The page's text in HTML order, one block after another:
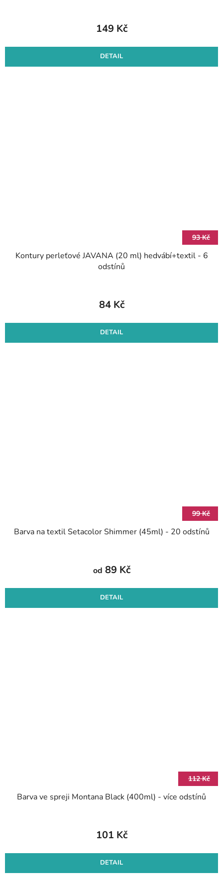
149 Kč
DETAIL
93 Kč
Kontury perleťové JAVANA (20 ml) hedvábí+textil - 6
odstínů
84 Kč
DETAIL
99 Kč
Barva na textil Setacolor Shimmer (45ml) - 20 odstínů
od 89 Kč
DETAIL
112 Kč
Barva ve spreji Montana Black (400ml) - více odstínů
101 Kč
DETAIL